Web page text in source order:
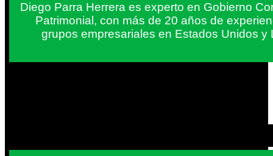
Diego Parra Herrera es experto en Gobierno
Patrimonial, con más de 20 años de
grupos empresariales en Estados Unidos y